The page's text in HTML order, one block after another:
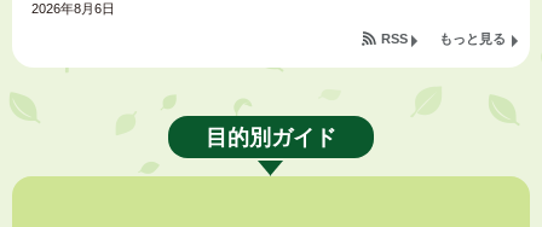
2026年8月6日
令和８年度公民館等（大東北公民館、大須賀中央公民館）講座のお知らせ
熱中症対策「クーリングシェルター」の設置について
もっと見る
RSS
目的別ガイド